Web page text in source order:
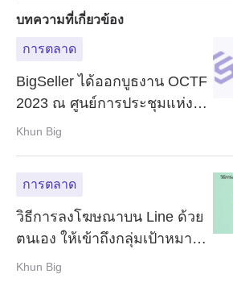
บทความที่เกี่ยวข้อง
การตลาด
BigSeller ได้ออกบูธงาน OCTF
2023 ณ ศูนย์การประชุมแห่ง
ชาติสิริกิติ์
Khun Big
การตลาด
วิธีการลงโฆษณาบน Line ด้วย
ตนเอง ให้เข้าถึงกลุ่มเป้าหมาย
มากขึ้น
Khun Big